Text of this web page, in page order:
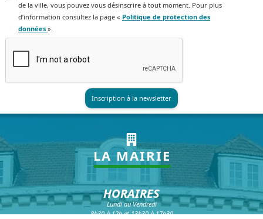
de la ville, vous pouvez vous désinscrire à tout moment. Pour plus
d’information consultez la page « Politique de protection des
données ».
LA MAIRIE
HORAIRES
Lundi au Vendredi
8h30 à 12h et 13h30 à 17h30